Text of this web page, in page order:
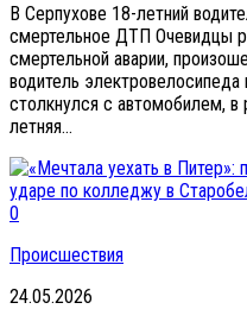
В Серпухове 18-летний
смертельное ДТП Очевидцы
смертельной аварии,
водитель
столкнулся с автомобилем, в
летняя...
0
Происшествия
24.05.2026